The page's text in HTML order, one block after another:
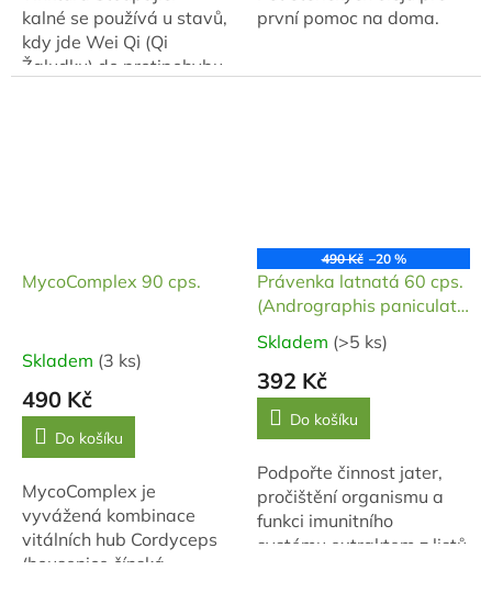
kalné se používá u stavů,
kdy jde Wei Qi (Qi
Žaludku) do protipohybu.
první pomoc na doma.
MycoComplex 90 cps.
Skladem (3 ks)
490 Kč
Do košíku
MycoComplex je
vyvážená kombinace
vitálních hub Cordyceps
(housenice čínská,
490 Kč –20 %
Právenka latnatá 60 cps.
(Andrographis paniculata
Průměrné
hodnocení
produktu
5,0
z
5
hvězdiček.
Skladem (>5 ks)
392 Kč
Do košíku
Podpořte činnost jater,
pročištění organismu a
funkci imunitního
systému extraktem z listů